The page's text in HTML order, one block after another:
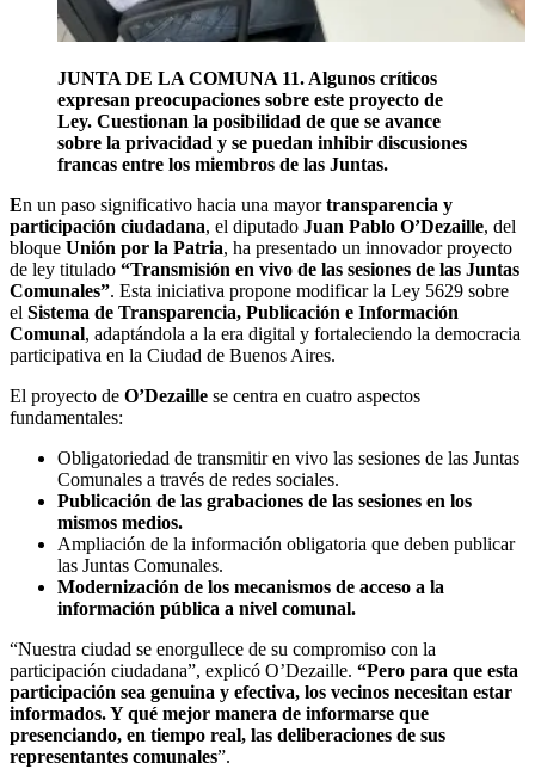
JUNTA DE LA COMUNA 11. Algunos críticos
expresan preocupaciones sobre este proyecto de
Ley. Cuestionan la posibilidad de que se avance
sobre la privacidad y se puedan inhibir discusiones
francas entre los miembros de las Juntas.
En un paso significativo hacia una mayortransparencia y
participación ciudadana, el diputado Juan Pablo O’Dezaille, del
bloque Unión por la Patria, ha presentado un innovador proyecto
de ley titulado “Transmisión en vivo de las sesiones de las Juntas
Comunales”. Esta iniciativa propone modificar la Ley 5629 sobre
el Sistema de Transparencia, Publicación e Información
Comunal, adaptándola a la era digital y fortaleciendo la democracia
participativa en la Ciudad de Buenos Aires.
El proyecto de O’Dezaille se centra en cuatro aspectos
fundamentales:
Obligatoriedad de transmitir en vivo las sesiones de las Juntas
Comunales a través de redes sociales.
Publicación de las grabaciones de las sesiones en los
mismos medios.
Ampliación de la información obligatoria que deben publicar
las Juntas Comunales.
Modernización de los mecanismos de acceso a la
información pública a nivel comunal.
“Nuestra ciudad se enorgullece de su compromiso con la
participación ciudadana”, explicó O’Dezaille. “Pero para que esta
participación sea genuina y efectiva, los vecinos necesitan estar
informados. Y qué mejor manera de informarse que
presenciando, en tiempo real, las deliberaciones de sus
representantes comunales”.